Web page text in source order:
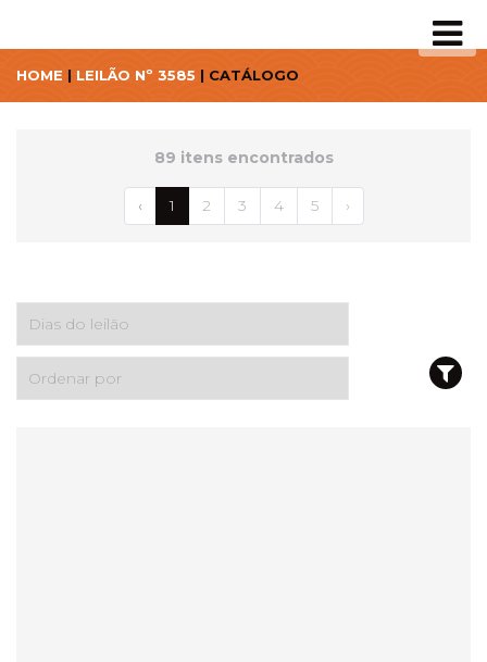
HOME | LEILÃO Nº 3585 | CATÁLOGO
89 itens encontrados
‹ 1 2 3 4 5 ›